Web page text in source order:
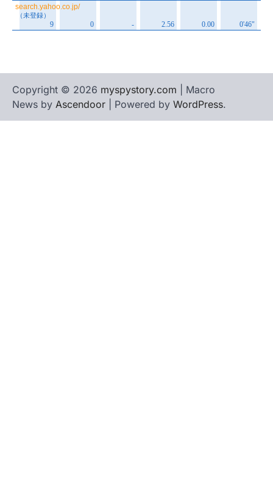
Copyright © 2026 myspystory.com | Macro
News by Ascendoor | Powered by WordPress.